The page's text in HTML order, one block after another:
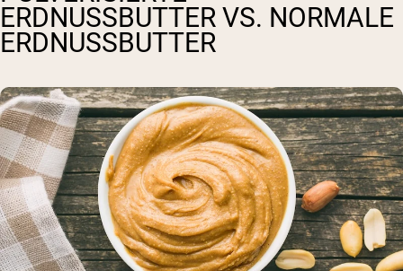
ERDNUSSBUTTER VS. NORMALE
ERDNUSSBUTTER